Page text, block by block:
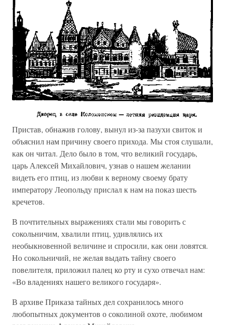
Пристав, обнажив голову, вынул из-за пазухи свиток и
объяснил нам причину своего прихода. Мы стоя слушали,
как он читал. Дело было в том, что великий государь,
царь Алексей Михайлович, узнав о нашем желании
видеть его птиц, из любви к верному своему брату
императору Леопольду прислал к нам на показ шесть
кречетов.
В почтительных выражениях стали мы говорить с
сокольничим, хвалили птиц, удивлялись их
необыкновенной величине и спросили, как они ловятся.
Но сокольничий, не желая выдать тайну своего
повелителя, приложил палец ко рту и сухо отвечал нам:
«Во владениях нашего великого государя».
В архиве Приказа тайных дел сохранилось много
любопытных документов о соколиной охоте, любимом